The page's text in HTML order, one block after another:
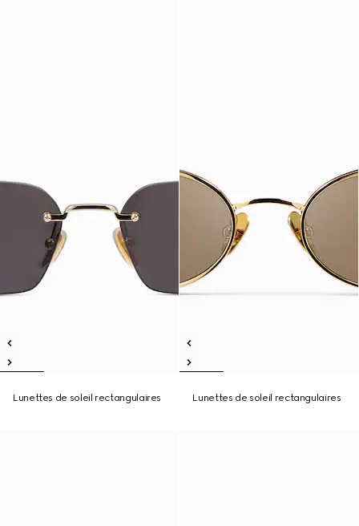
Lunettes de soleil rectangulaires Lunettes de soleil rectangulaires